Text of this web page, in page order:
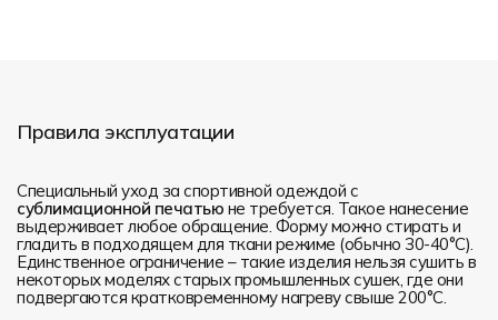
Правила эксплуатации
Специальный уход за спортивной одеждой с
сублимационной печатью не требуется. Такое нанесение
выдерживает любое обращение. Форму можно стирать и
гладить в подходящем для ткани режиме (обычно 30-40°С).
Единственное ограничение – такие изделия нельзя сушить в
некоторых моделях старых промышленных сушек, где они
подвергаются кратковременному нагреву свыше 200°С.